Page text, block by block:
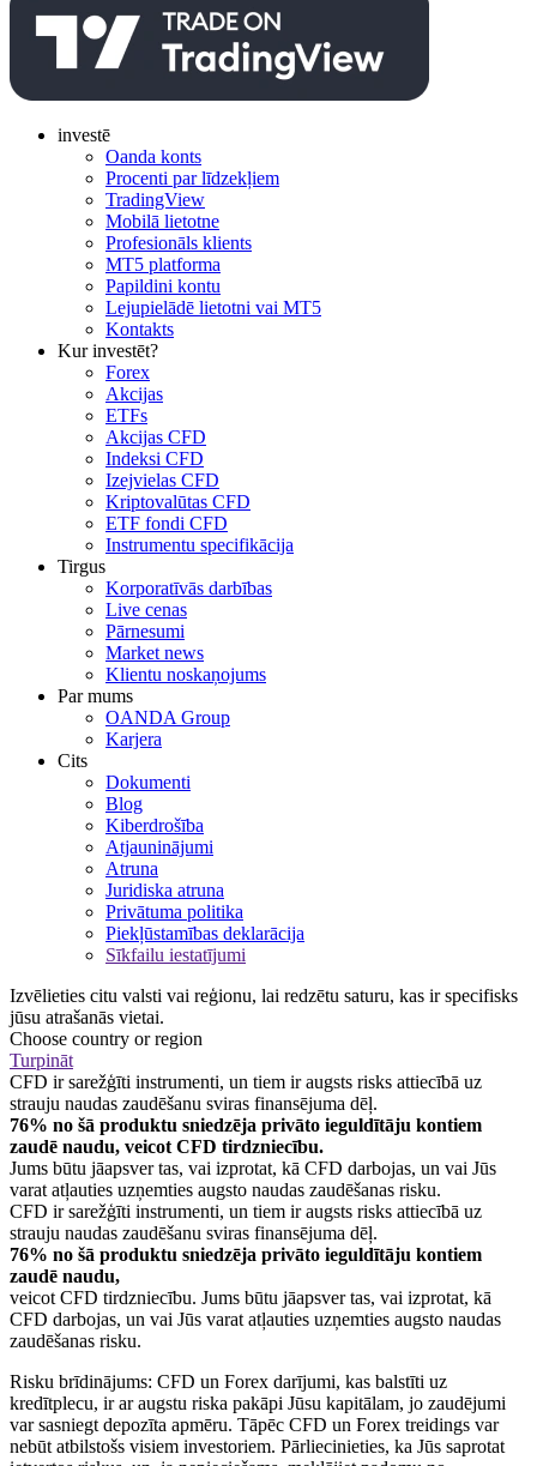
investē
Oanda konts
Procenti par līdzekļiem
TradingView
Mobilā lietotne
Profesionāls klients
MT5 platforma
Papildini kontu
Lejupielādē lietotni vai MT5
Kontakts
Kur investēt?
Forex
Akcijas
ETFs
Akcijas CFD
Indeksi CFD
Izejvielas CFD
Kriptovalūtas CFD
ETF fondi CFD
Instrumentu specifikācija
Tirgus
Korporatīvās darbības
Live cenas
Pārnesumi
Market news
Klientu noskaņojums
Par mums
OANDA Group
Karjera
Cits
Dokumenti
Blog
Kiberdrošība
Atjauninājumi
Atruna
Juridiska atruna
Privātuma politika
Piekļūstamības deklarācija
Sīkfailu iestatījumi
Izvēlieties citu valsti vai reģionu, lai redzētu saturu, kas ir specifisks
jūsu atrašanās vietai.
Choose country or region
Turpināt
CFD ir sarežģīti instrumenti, un tiem ir augsts risks attiecībā uz
strauju naudas zaudēšanu sviras finansējuma dēļ.
76% no šā produktu sniedzēja privāto ieguldītāju kontiem
zaudē naudu, veicot CFD tirdzniecību.
Jums būtu jāapsver tas, vai izprotat, kā CFD darbojas, un vai Jūs
varat atļauties uzņemties augsto naudas zaudēšanas risku.
CFD ir sarežģīti instrumenti, un tiem ir augsts risks attiecībā uz
strauju naudas zaudēšanu sviras finansējuma dēļ.
76% no šā produktu sniedzēja privāto ieguldītāju kontiem
zaudē naudu,
veicot CFD tirdzniecību. Jums būtu jāapsver tas, vai izprotat, kā
CFD darbojas, un vai Jūs varat atļauties uzņemties augsto naudas
zaudēšanas risku.
Risku brīdinājums: CFD un Forex darījumi, kas balstīti uz
kredītplecu, ir ar augstu riska pakāpi Jūsu kapitālam, jo zaudējumi
var sasniegt depozīta apmēru. Tāpēc CFD un Forex treidings var
nebūt atbilstošs visiem investoriem. Pārliecinieties, ka Jūs saprotat